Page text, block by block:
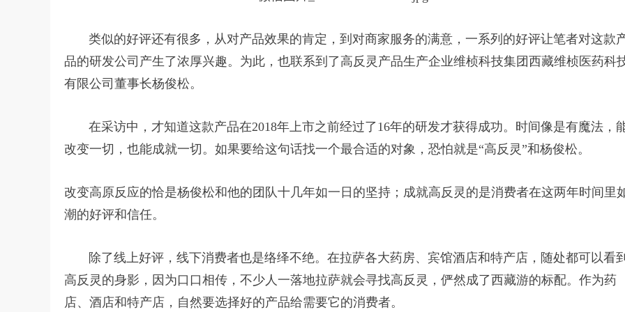
类似的好评还有很多，从对产品效果的肯定，到对商家服务的满意，一系列的好评让笔者对这款
品的研发公司产生了浓厚兴趣。为此，也联系到了高反灵产品生产企业维桢科技集团西藏维桢医药科
有限公司董事长杨俊松。
在采访中，才知道这款产品在2018年上市之前经过了16年的研发才获得成功。时间像是有魔法，
改变一切，也能成就一切。如果要给这句话找一个最合适的对象，恐怕就是“高反灵”和杨俊松。
改变高原反应的恰是杨俊松和他的团队十几年如一日的坚持；成就高反灵的是消费者在这两年时间里
潮的好评和信任。
除了线上好评，线下消费者也是络绎不绝。在拉萨各大药房、宾馆酒店和特产店，随处都可以看
高反灵的身影，因为口口相传，不少人一落地拉萨就会寻找高反灵，俨然成了西藏游的标配。作为药
店、酒店和特产店，自然要选择好的产品给需要它的消费者。